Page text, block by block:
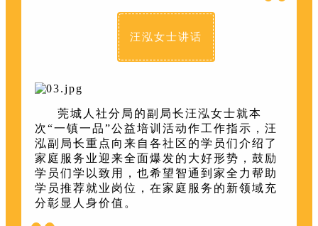
汪泓女士讲话
莞城人社分局的副局长汪泓女士就本
次“一镇一品”公益培训活动作工作指示，汪
泓副局长重点向来自各社区的学员们介绍了
家庭服务业迎来全面爆发的大好形势，鼓励
学员们学以致用，也希望智通到家全力帮助
学员推荐就业岗位，在家庭服务的新领域充
分彰显人身价值。